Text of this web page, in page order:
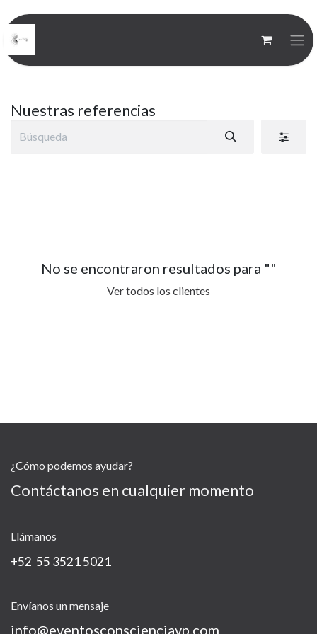
Nuestras referencias
No se encontraron resultados para ""
Ver todos los clientes
¿Cómo podemos ayudar?
Contáctanos en cualquier momento
Llámanos
+52 55 3521 5021
Envíanos un mensaje
info@eventosconscienciavp.com